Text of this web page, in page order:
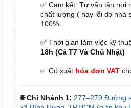
✅ Cam kết: Tư vấn tận nơi
chất lượng ( hay lỗi do nhà
100%.
✅ Thời gian làm việc kỹ
18h (Cả T7 Và Chủ Nhật)
✅ Có xuất hóa đơn VAT
🌐 Chi Nhánh 1: 277–279 Đường